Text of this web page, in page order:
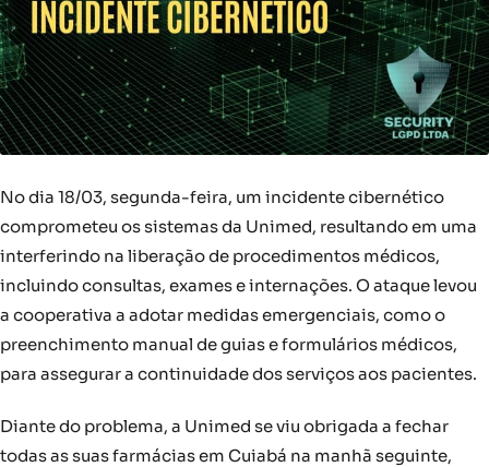
No dia 18/03, segunda-feira, um incidente cibernético
comprometeu os sistemas da Unimed, resultando em uma
interferindo na liberação de procedimentos médicos,
incluindo consultas, exames e internações. O ataque levou
a cooperativa a adotar medidas emergenciais, como o
preenchimento manual de guias e formulários médicos,
para assegurar a continuidade dos serviços aos pacientes.
Diante do problema, a Unimed se viu obrigada a fechar
todas as suas farmácias em Cuiabá na manhã seguinte,